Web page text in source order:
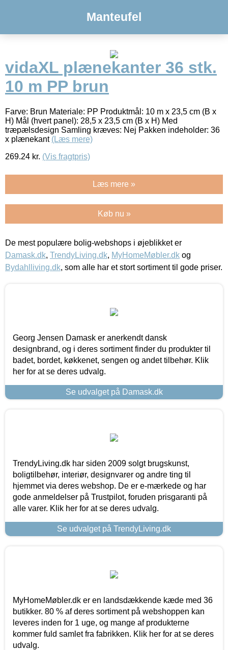
Manteufel
vidaXL plænekanter 36 stk.
10 m PP brun
Farve: Brun Materiale: PP Produktmål: 10 m x 23,5 cm (B x
H) Mål (hvert panel): 28,5 x 23,5 cm (B x H) Med
træpælsdesign Samling kræves: Nej Pakken indeholder: 36
x plænekant (Læs mere)
269.24 kr. (Vis fragtpris)
Læs mere »
Køb nu »
De mest populære bolig-webshops i øjeblikket er
Damask.dk, TrendyLiving.dk, MyHomeMøbler.dk og
Bydahlliving.dk, som alle har et stort sortiment til gode priser.
Georg Jensen Damask er anerkendt dansk
designbrand, og i deres sortiment finder du produkter til
badet, bordet, køkkenet, sengen og andet tilbehør. Klik
her for at se deres udvalg.
Se udvalget på Damask.dk
TrendyLiving.dk har siden 2009 solgt brugskunst,
boligtilbehør, interiør, designvarer og andre ting til
hjemmet via deres webshop. De er e-mærkede og har
gode anmeldelser på Trustpilot, foruden prisgaranti på
alle varer. Klik her for at se deres udvalg.
Se udvalget på TrendyLiving.dk
MyHomeMøbler.dk er en landsdækkende kæde med 36
butikker. 80 % af deres sortiment på webshoppen kan
leveres inden for 1 uge, og mange af produkterne
kommer fuld samlet fra fabrikken. Klik her for at se deres
udvalg.